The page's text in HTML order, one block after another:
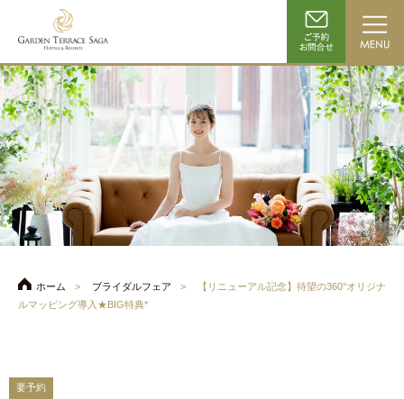
ホーム ブライダルフェア
【リニューアル記念】待望の360°オリジナ
ルマッピング導入★BIG特典*
要予約